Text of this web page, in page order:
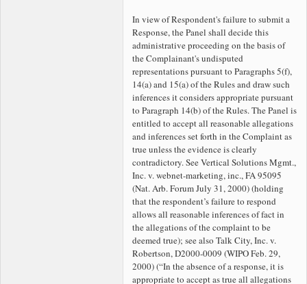
In view of Respondent's failure to submit a
Response, the Panel shall decide this
administrative proceeding on the basis of
the Complainant's undisputed
representations pursuant to Paragraphs 5(f),
14(a) and 15(a) of the Rules and draw such
inferences it considers appropriate pursuant
to Paragraph 14(b) of the Rules. The Panel is
entitled to accept all reasonable allegations
and inferences set forth in the Complaint as
true unless the evidence is clearly
contradictory. See Vertical Solutions Mgmt.,
Inc. v. webnet-marketing, inc., FA 95095
(Nat. Arb. Forum July 31, 2000) (holding
that the respondent’s failure to respond
allows all reasonable inferences of fact in
the allegations of the complaint to be
deemed true); see also Talk City, Inc. v.
Robertson, D2000-0009 (WIPO Feb. 29,
2000) (“In the absence of a response, it is
appropriate to accept as true all allegations